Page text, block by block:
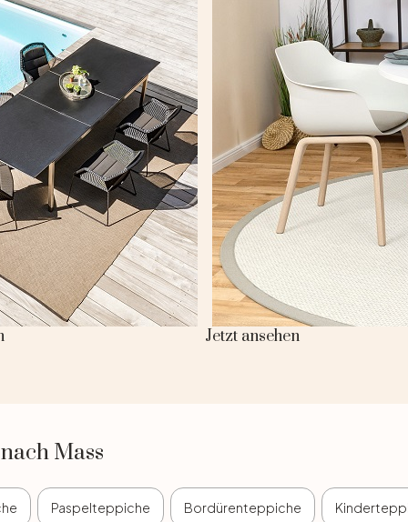
Jetzt ansehen
nach Mass
Paspelteppiche Bordürenteppiche